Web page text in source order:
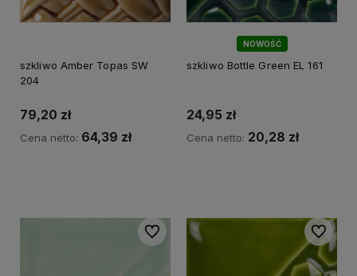
szkliwo Amber Topas SW
204
79,20 zł
Cena netto: 64,39 zł
NOWOŚĆ
szkliwo Bottle Green EL 161
24,95 zł
Cena netto: 20,28 zł
Do ulubionych Do